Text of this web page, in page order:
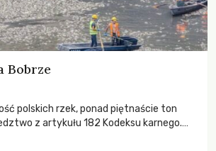
Bobrze
polskich rzek, ponad piętnaście ton
z artykułu 182 Kodeksu karnego.